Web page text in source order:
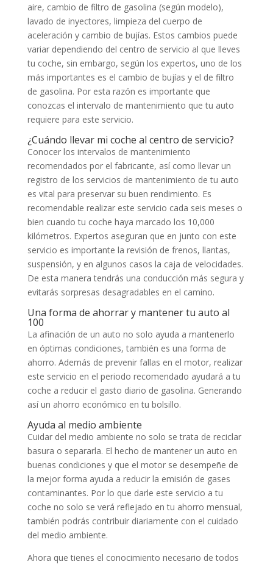
aire, cambio de filtro de gasolina (según modelo),
lavado de inyectores, limpieza del cuerpo de
aceleración y cambio de bujías. Estos cambios puede
variar dependiendo del centro de servicio al que lleves
tu coche, sin embargo, según los expertos, uno de los
más importantes es el cambio de bujías y el de filtro
de gasolina. Por esta razón es importante que
conozcas el intervalo de mantenimiento que tu auto
requiere para este servicio.
¿Cuándo llevar mi coche al centro de servicio?
Conocer los intervalos de mantenimiento
recomendados por el fabricante, así como llevar un
registro de los servicios de mantenimiento de tu auto
es vital para preservar su buen rendimiento. Es
recomendable realizar este servicio cada seis meses o
bien cuando tu coche haya marcado los 10,000
kilómetros. Expertos aseguran que en junto con este
servicio es importante la revisión de frenos, llantas,
suspensión, y en algunos casos la caja de velocidades.
De esta manera tendrás una conducción más segura y
evitarás sorpresas desagradables en el camino.
Una forma de ahorrar y mantener tu auto al
100
La afinación de un auto no solo ayuda a mantenerlo
en óptimas condiciones, también es una forma de
ahorro. Además de prevenir fallas en el motor, realizar
este servicio en el periodo recomendado ayudará a tu
coche a reducir el gasto diario de gasolina. Generando
así un ahorro económico en tu bolsillo.
Ayuda al medio ambiente
Cuidar del medio ambiente no solo se trata de reciclar
basura o separarla. El hecho de mantener un auto en
buenas condiciones y que el motor se desempeñe de
la mejor forma ayuda a reducir la emisión de gases
contaminantes. Por lo que darle este servicio a tu
coche no solo se verá reflejado en tu ahorro mensual,
también podrás contribuir diariamente con el cuidado
del medio ambiente.
Ahora que tienes el conocimiento necesario de todos